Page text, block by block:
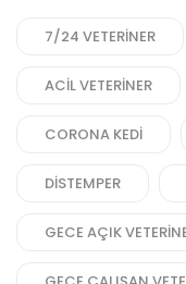
7/24 VETERINER
ACIL VETERINER
CORONA KEDI
DISTEMPER
GECE AÇIK